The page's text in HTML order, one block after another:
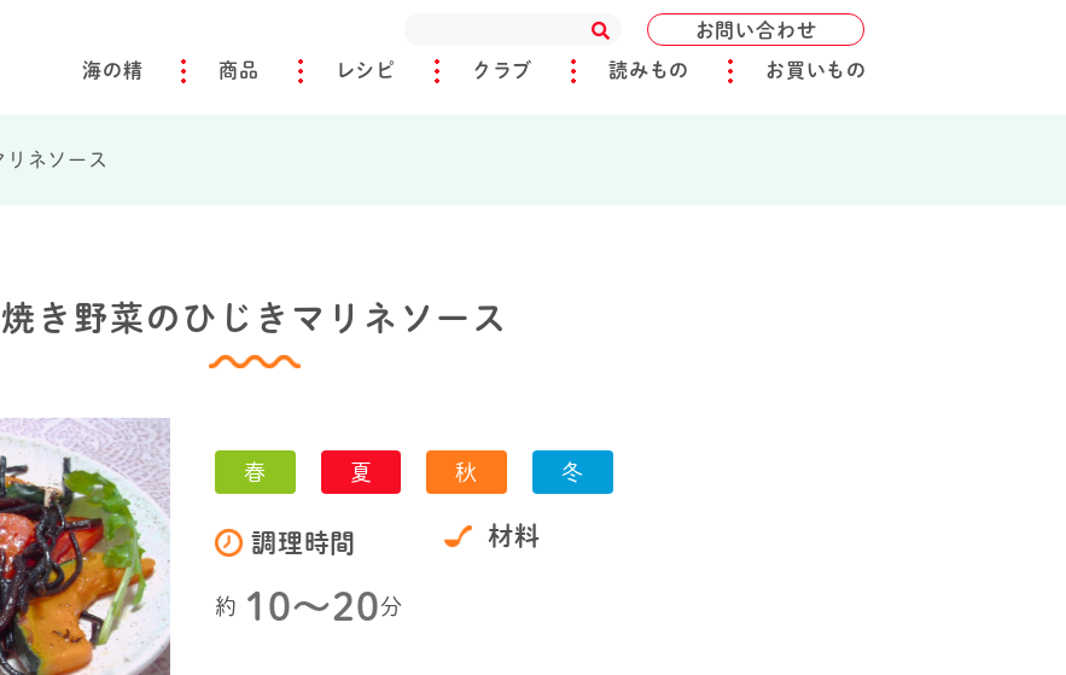
お問い合わせ
海の精 商品 レシピ クラブ 読みもの お買いもの
ネソース
焼き野菜のひじきマリネソース
春 夏 秋 冬
調理時間
約 10〜20分
材料